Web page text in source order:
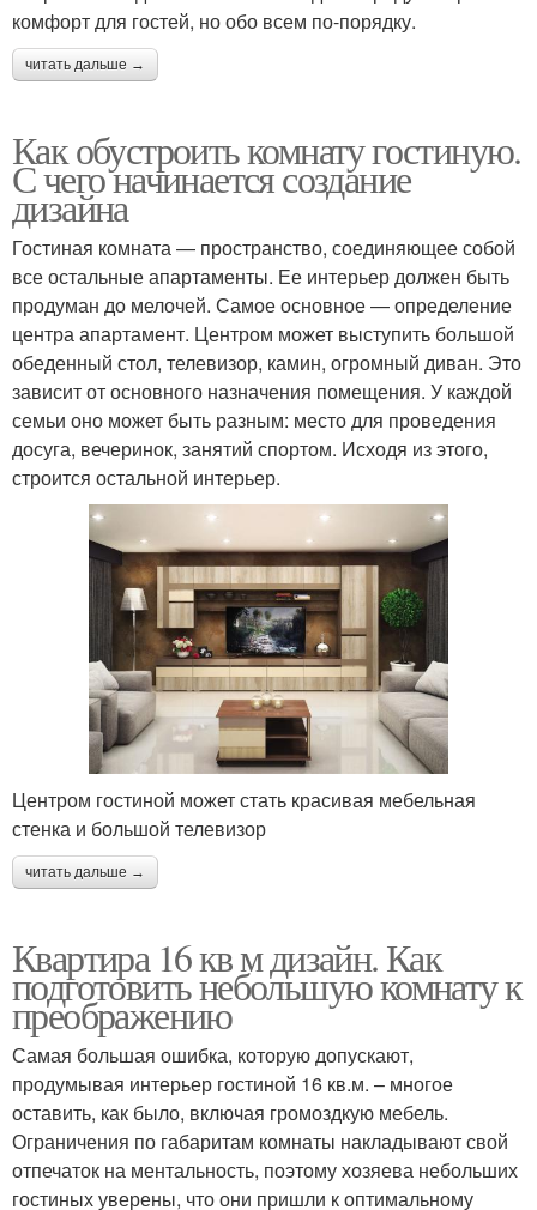
комфорт для гостей, но обо всем по-порядку.
читать дальше →
Как обустроить комнату гостиную.
С чего начинается создание
дизайна
Гостиная комната — пространство, соединяющее собой
все остальные апартаменты. Ее интерьер должен быть
продуман до мелочей. Самое основное — определение
центра апартамент. Центром может выступить большой
обеденный стол, телевизор, камин, огромный диван. Это
зависит от основного назначения помещения. У каждой
семьи оно может быть разным: место для проведения
досуга, вечеринок, занятий спортом. Исходя из этого,
строится остальной интерьер.
Центром гостиной может стать красивая мебельная
стенка и большой телевизор
читать дальше →
Квартира 16 кв м дизайн. Как
подготовить небольшую комнату к
преображению
Самая большая ошибка, которую допускают,
продумывая интерьер гостиной 16 кв.м. – многое
оставить, как было, включая громоздкую мебель.
Ограничения по габаритам комнаты накладывают свой
отпечаток на ментальность, поэтому хозяева небольших
гостиных уверены, что они пришли к оптимальному